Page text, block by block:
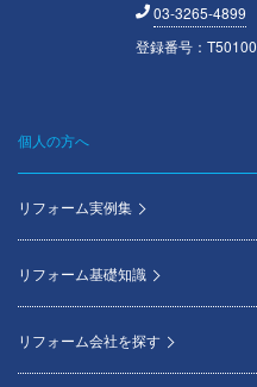
03-3265-4899
登録番号：
Footer
menu
個人の方へ
リフォーム実例集
リフォーム基礎知識
リフォーム会社を探す